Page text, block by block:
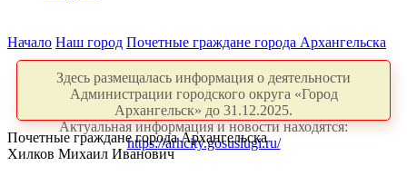
Начало Наш город Почетные граждане города Архангельска
Здесь размещалась информация о деятельности
Администрации городского округа «Город
Архангельск» до 31.12.2025.
Актуальная информация и новости находятся:
https://arhcity.gosuslugi.ru/
Почетные граждане города Архангельска
Хилков Михаил Иванович